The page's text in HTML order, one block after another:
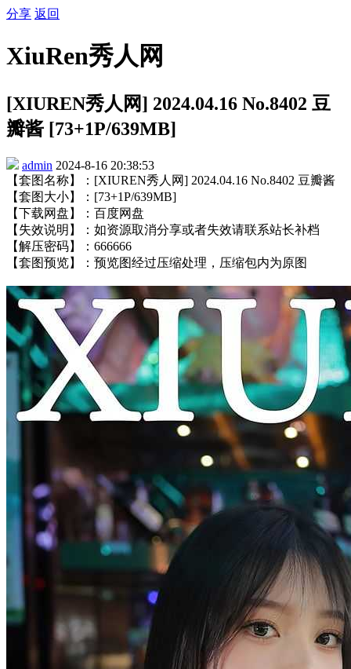
分享 返回
XiuRen秀人网
[XIUREN秀人网] 2024.04.16 No.8402 豆
瓣酱 [73+1P/639MB]
admin 2024-8-16 20:38:53
【套图名称】：[XIUREN秀人网] 2024.04.16 No.8402 豆瓣酱
【套图大小】：[73+1P/639MB]
【下载网盘】：百度网盘
【失效说明】：如资源取消分享或者失效请联系站长补档
【解压密码】：666666
【套图预览】：预览图经过压缩处理，压缩包内为原图